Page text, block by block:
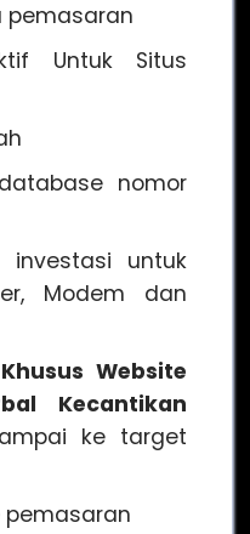
pemasaran
Untuk Situs
nomor
untuk
Modem dan
Website
Kecantikan
ke target
pemasaran